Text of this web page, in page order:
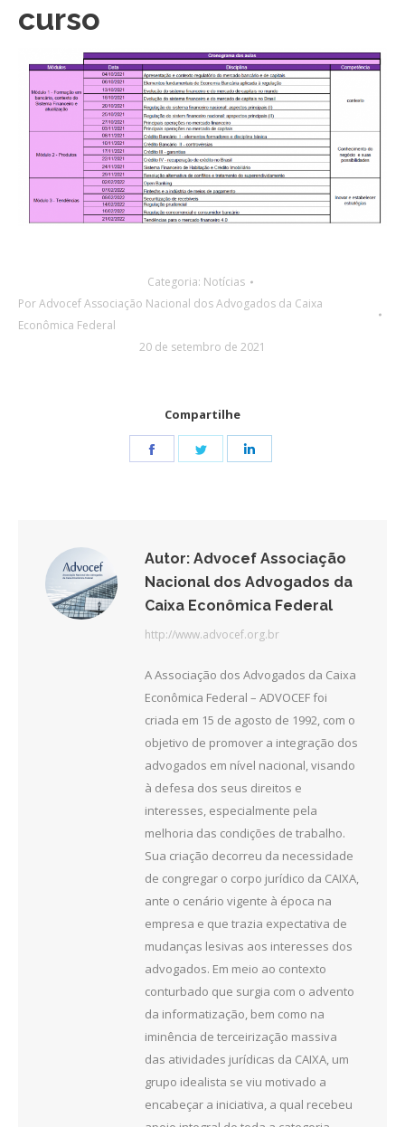
curso
Categoria: Notícias
PorAdvocef Associação Nacional dos Advogados da Caixa
Econômica Federal
20 de setembro de 2021
Compartilhe
Share
Share
Autor: Advocef Associação
Nacional dos Advogados da
Caixa Econômica Federal
http://www.advocef.org.br
A Associação dos Advogados da Caixa
Econômica Federal – ADVOCEF foi
criada em 15 de agosto de 1992, com o
objetivo de promover a integração dos
advogados em nível nacional, visando
à defesa dos seus direitos e
interesses, especialmente pela
melhoria das condições de trabalho.
Sua criação decorreu da necessidade
de congregar o corpo jurídico da CAIXA,
ante o cenário vigente à época na
empresa e que trazia expectativa de
mudanças lesivas aos interesses dos
advogados. Em meio ao contexto
conturbado que surgia com o advento
da informatização, bem como na
iminência de terceirização massiva
das atividades jurídicas da CAIXA, um
grupo idealista se viu motivado a
encabeçar a iniciativa, a qual recebeu